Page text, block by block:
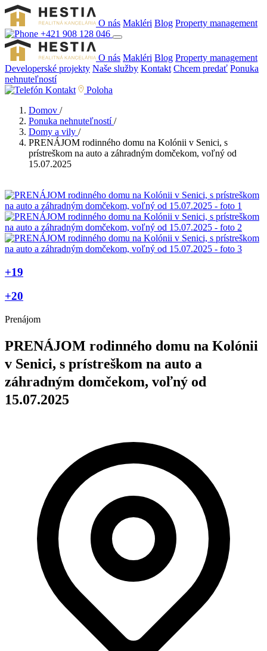
O nás Makléri Blog Property management
+421 908 128 046
O nás Makléri Blog Property management
Developerské projekty Naše služby Kontakt Chcem predať Ponuka
nehnuteľností
Kontakt
Poloha
Domov /
Ponuka nehnuteľností /
Domy a vily /
PRENÁJOM rodinného domu na Kolónii v Senici, s
prístreškom na auto a záhradným domčekom, voľný od
15.07.2025
+19
+20
Prenájom
PRENÁJOM rodinného domu na Kolónii
v Senici, s prístreškom na auto a
záhradným domčekom, voľný od
15.07.2025